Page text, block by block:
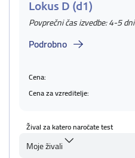
Lokus D (d1)
Povprečni čas izvedbe: 4-5 dni
Podrobno
Cena:
Cena za vzreditelje:
Žival za katero naročate test
Moje živali